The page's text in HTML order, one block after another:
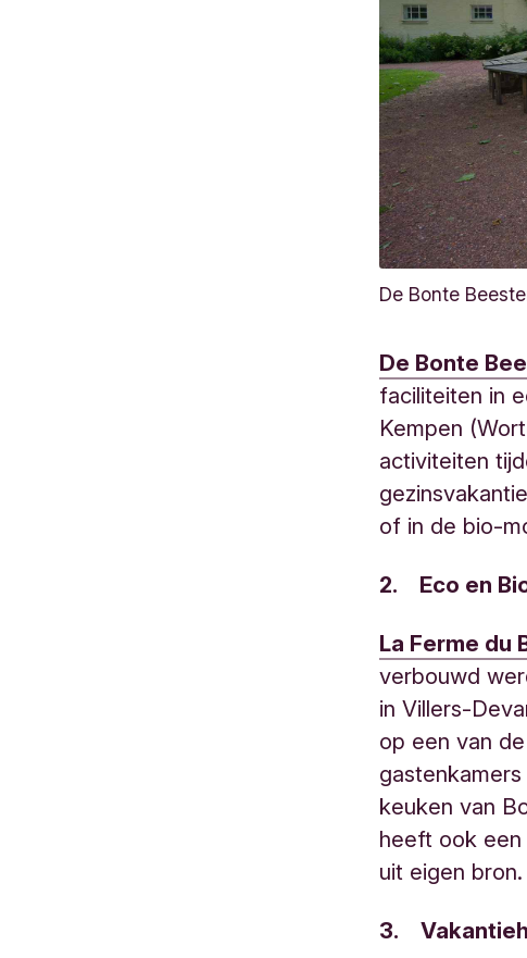
De Bonte
De Bonte
faciliteiten in
Kempen
activiteiten
of in de bio-
2. Eco en
La Ferme du
verbouwd
in Villers-
op een van
keuken van
heeft ook
uit eigen bron.
3.